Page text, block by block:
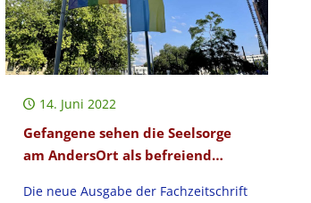
14. Juni 2022
Gefangene sehen die Seelsorge
am AndersOrt als befreiend…
Die neue Ausgabe der Fachzeitschrift